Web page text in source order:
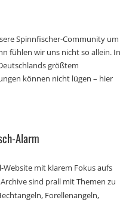
Spinnfischer-Community um
fühlen wir uns nicht so allein. In
größtem
können nicht lügen – hier
Alarm
Website mit klarem Fokus aufs
Archive sind prall mit Themen zu
Forellenangeln,